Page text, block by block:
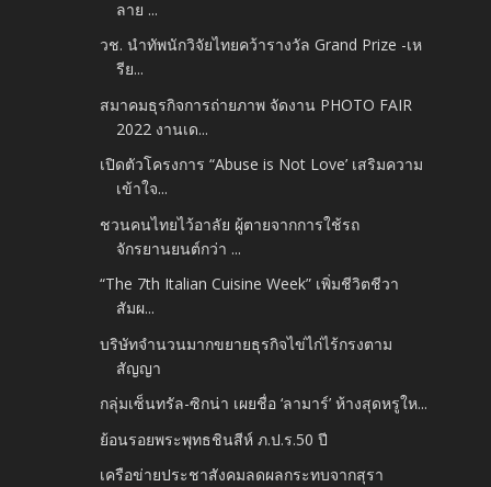
ลาย ...
วช. นำทัพนักวิจัยไทยคว้ารางวัล Grand Prize -​เห
รีย...
สมาคมธุรกิจการถ่ายภาพ จัดงาน PHOTO FAIR
2022 งานเด...
เปิดตัวโครงการ “Abuse is Not Love’ เสริมความ
เข้าใจ...
ชวนคนไทยไว้อาลัย ผู้ตายจากการใช้รถ
จักรยานยนต์กว่า ...
“The 7th Italian Cuisine Week” เพิ่มชีวิตชีวา
สัมผ...
บริษัทจำนวนมากขยายธุรกิจไข่ไก่ไร้กรงตาม
สัญญา
กลุ่มเซ็นทรัล-ซิกน่า เผยชื่อ ‘ลามาร์’ ห้างสุดหรูให...
ย้อนรอยพระพุทธชินสีห์ ภ.ป.ร.50 ปี
เครือข่ายประชาสังคมลดผลกระทบจากสุรา